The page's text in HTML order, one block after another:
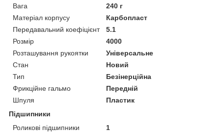
Вага
240 г
Матеріал корпусу
Карбопласт
Передавальний коефіцієнт
5.1
Розмір
4000
Розташування рукоятки
Універсальне
Стан
Новий
Тип
Безінерційна
Фрикційне гальмо
Передній
Шпуля
Пластик
Підшипники
Роликові підшипники
1